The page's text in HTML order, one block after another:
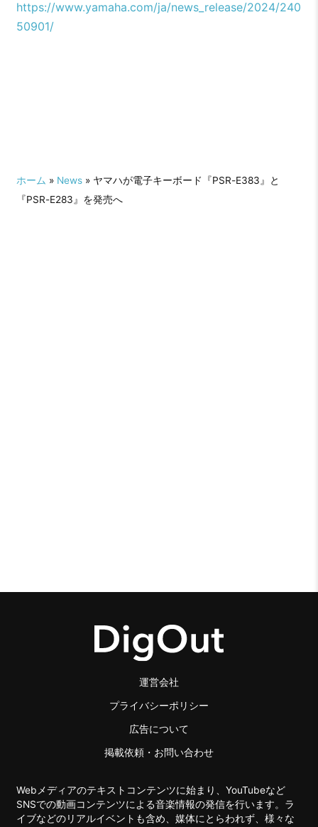
https://www.yamaha.com/ja/news_release/2024/240
50901/
ホーム » News» ヤマハが電子キーボード『PSR-E383』と
『PSR-E283』を発売へ
運営会社
プライバシーポリシー
広告について
掲載依頼・お問い合わせ
Webメディアのテキストコンテンツに始まり、YouTubeなど
SNSでの動画コンテンツによる音楽情報の発信を行います。ラ
イブなどのリアルイベントも含め、媒体にとらわれず、様々な